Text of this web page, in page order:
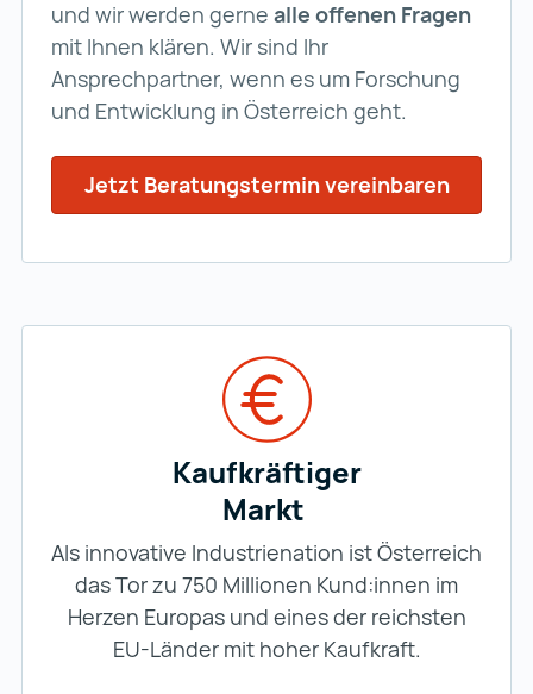
und wir werden gerne alle offenen Fragen
mit Ihnen klären. Wir sind Ihr
Ansprechpartner, wenn es um Forschung
und Entwicklung in Österreich geht.
Jetzt Beratungstermin vereinbaren
Kaufkräftiger
Markt
Als innovative Industrienation ist Österreich
das Tor zu 750 Millionen Kund:innen im
Herzen Europas und eines der reichsten
EU-Länder mit hoher Kaufkraft.